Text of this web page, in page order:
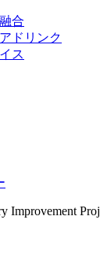
合
ドリンク
ス
Improvement